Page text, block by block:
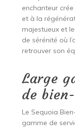
enchanteur
et à la
majestueux et
de sérénité où
retrouver son
Large
de
Le Sequoia
gamme de